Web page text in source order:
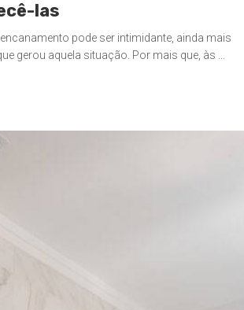
las
pode ser intimidante, ainda mais
gerou aquela situação. Por mais que, às ...